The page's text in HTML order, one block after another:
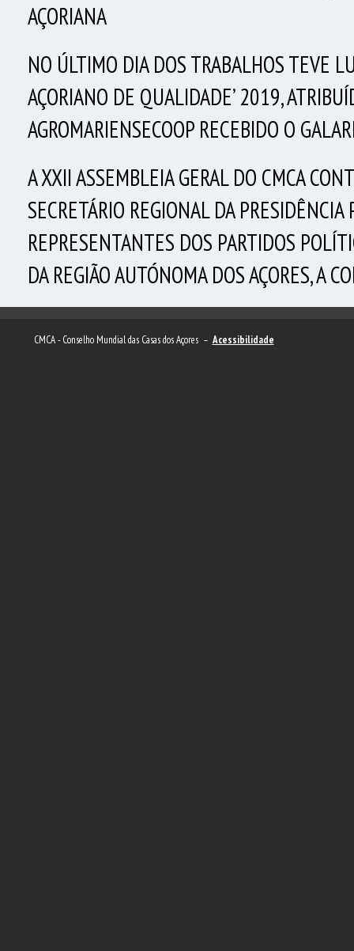
AÇORIANA
NO ÚLTIMO DIA DOS TRABALHOS TEVE
AÇORIANO DE QUALIDADE’ 2019,
AGROMARIENSECOOP RECEBIDO O
A XXII ASSEMBLEIA GERAL DO CMCA
SECRETÁRIO REGIONAL DA
REPRESENTANTES DOS PARTIDOS
DA REGIÃO AUTÓNOMA DOS AÇORES, A
CMCA - Conselho Mundial das Casas dos Açores – Acessibilidade